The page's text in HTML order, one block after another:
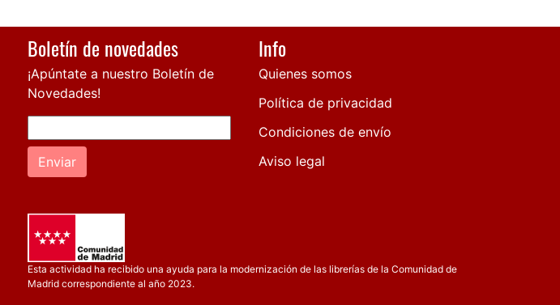
Boletín de novedades
¡Apúntate a nuestro Boletín de
Novedades!
Enviar
Info
Quienes somos
Política de privacidad
Condiciones de envío
Aviso legal
Esta actividad ha recibido una ayuda para la modernización de las librerías de la Comunidad de
Madrid correspondiente al año 2023.